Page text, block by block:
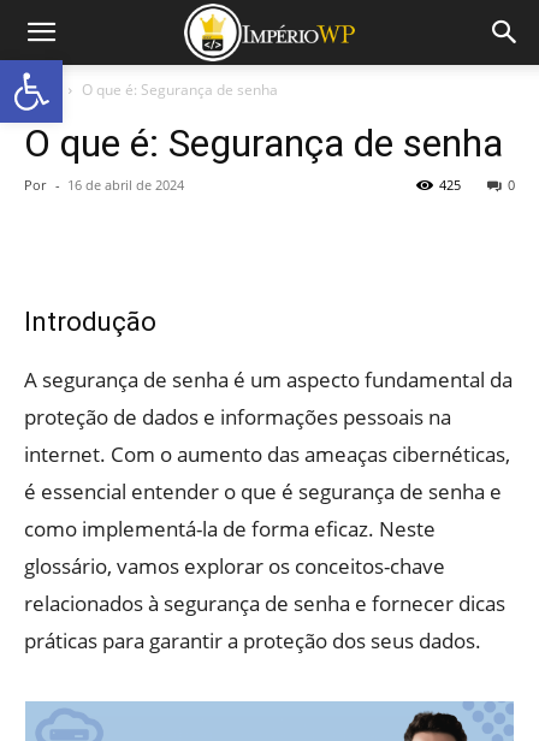
Início O que é: Segurança de senha
O que é: Segurança de senha
Por - 16 de abril de 2024 0
425
Introdução
A segurança de senha é um aspecto fundamental da
proteção de dados e informações pessoais na
internet. Com o aumento das ameaças cibernéticas,
é essencial entender o que é segurança de senha e
como implementá-la de forma eficaz. Neste
glossário, vamos explorar os conceitos-chave
relacionados à segurança de senha e fornecer dicas
práticas para garantir a proteção dos seus dados.
Abrir a barra de ferramentas